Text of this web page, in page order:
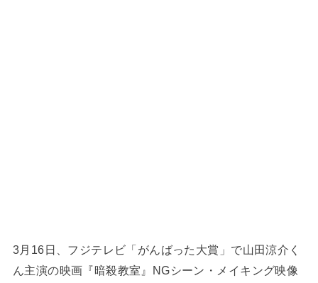
3月16日、フジテレビ「がんばった大賞」で山田涼介く
ん主演の映画『暗殺教室』NGシーン・メイキング映像